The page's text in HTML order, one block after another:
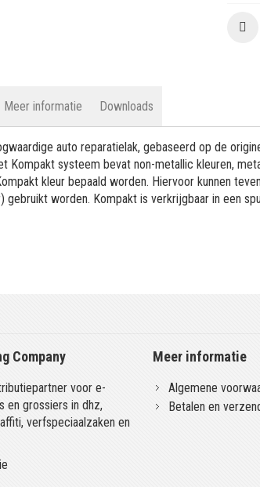
auto reparatielak, gebaseerd op de
Kompakt systeem bevat non-metallic kleuren,
kleur bepaald worden. Hiervoor kunnen
gebruikt worden. Kompakt is verkrijgbaar in een
Meer informatie Downloads
Company
voor e-
en grossiers in dhz,
verfspeciaalzaken en
Meer informatie
Algemene
Betalen en